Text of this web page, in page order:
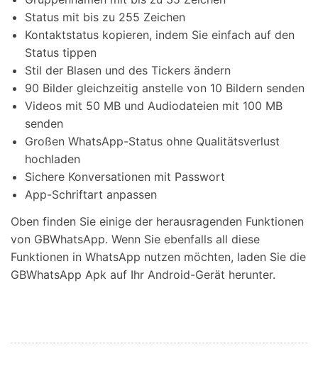
Status mit bis zu 255 Zeichen
Kontaktstatus kopieren, indem Sie einfach auf den
Status tippen
Stil der Blasen und des Tickers ändern
90 Bilder gleichzeitig anstelle von 10 Bildern senden
Videos mit 50 MB und Audiodateien mit 100 MB
senden
Großen WhatsApp-Status ohne Qualitätsverlust
hochladen
Sichere Konversationen mit Passwort
App-Schriftart anpassen
Oben finden Sie einige der herausragenden Funktionen
von GBWhatsApp. Wenn Sie ebenfalls all diese
Funktionen in WhatsApp nutzen möchten, laden Sie die
GBWhatsApp Apk auf Ihr Android-Gerät herunter.